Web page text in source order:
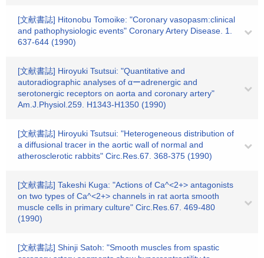
[文献書誌] Hitonobu Tomoike: "Coronary vasopasm:clinical
and pathophysiologic events" Coronary Artery Disease. 1.
637-644 (1990)
[文献書誌] Hiroyuki Tsutsui: "Quantitative and
autoradiographic analyses of αーadrenergic and
serotonergic receptors on aorta and coronary artery"
Am.J.Physiol.259. H1343-H1350 (1990)
[文献書誌] Hiroyuki Tsutsui: "Heterogeneous distribution of
a diffusional tracer in the aortic wall of normal and
atherosclerotic rabbits" Circ.Res.67. 368-375 (1990)
[文献書誌] Takeshi Kuga: "Actions of Ca^<2+> antagonists
on two types of Ca^<2+> channels in rat aorta smooth
muscle cells in primary culture" Circ.Res.67. 469-480
(1990)
[文献書誌] Shinji Satoh: "Smooth muscles from spastic